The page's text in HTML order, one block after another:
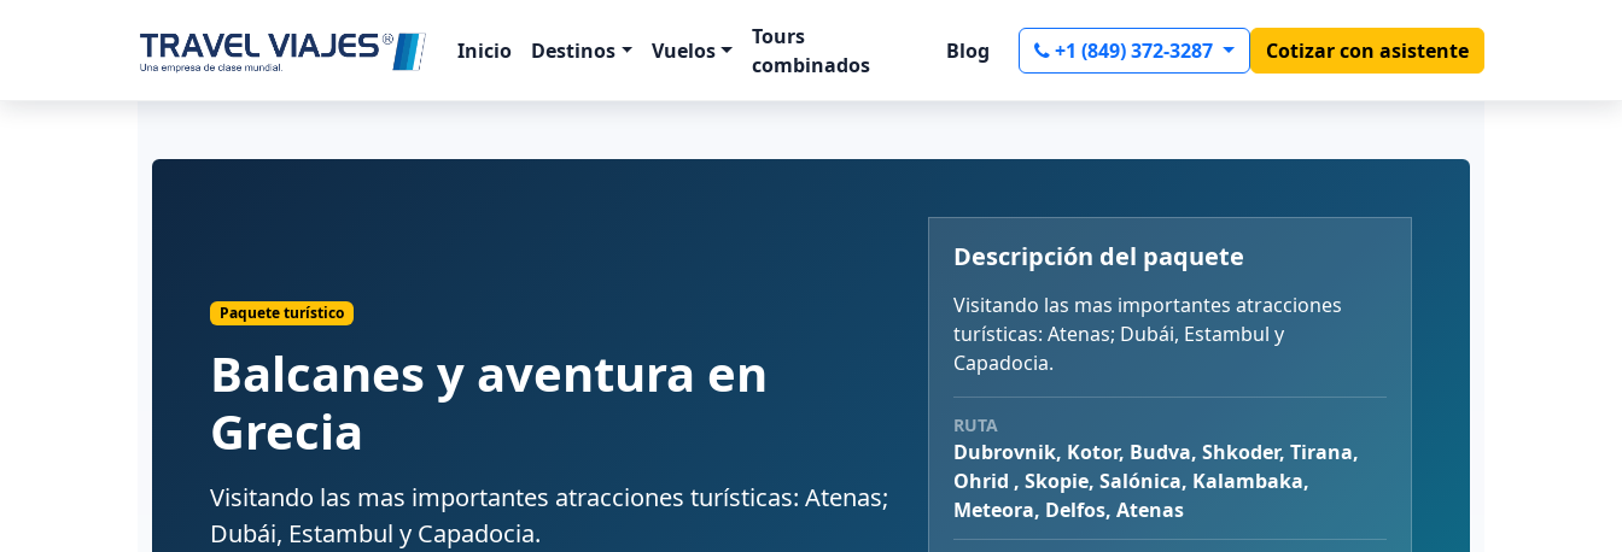
Inicio Destinos Vuelos
Tours
combinados
Blog +1 (849) 372-3287 Cotizar con asistente
Paquete turístico
Balcanes y aventura en
Grecia
Visitando las mas importantes atracciones turísticas: Atenas;
Dubái, Estambul y Capadocia.
Descripción del paquete
Visitando las mas importantes atracciones
turísticas: Atenas; Dubái, Estambul y
Capadocia.
RUTA
Dubrovnik, Kotor, Budva, Shkoder, Tirana,
Ohrid , Skopie, Salónica, Kalambaka,
Meteora, Delfos, Atenas